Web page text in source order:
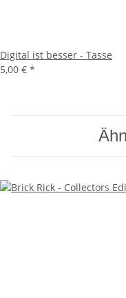
Digital ist besser - Tasse
5,00 € *